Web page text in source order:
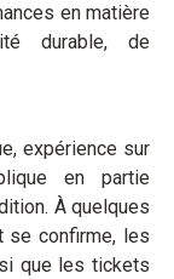
en matière
durable, de
expérience sur
en partie
À quelques
se confirme, les
que les tickets